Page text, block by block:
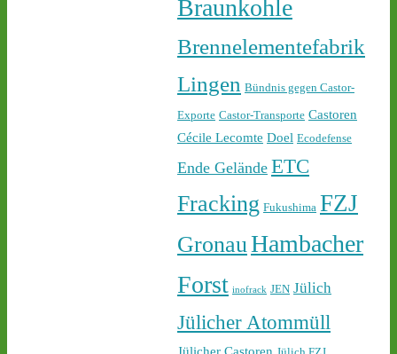
1 2
Castor stoppen!
@castorstoppen.bsky.social
22.45 Uhr - der 12. Castor
aus Jülich mit Ziel Ahaus
rollt - Polizei baut
Braunkohle
Brennelementefabrik
Lingen Bündnis gegen Castor-
Exporte Castor-Transporte Castoren
Cécile Lecomte Doel Ecodefense
Ende Gelände ETC
Fracking Fukushima FZJ
GronauHambacher
Forst inofrack JEN Jülich
Jülicher Atommüll